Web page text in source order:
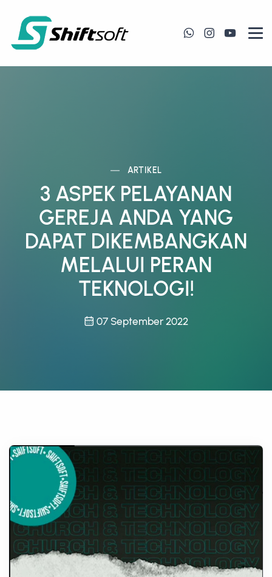
ARTIKEL
3 ASPEK PELAYANAN
GEREJA ANDA YANG
DAPAT DIKEMBANGKAN
MELALUI PERAN
TEKNOLOGI!
07 September 2022